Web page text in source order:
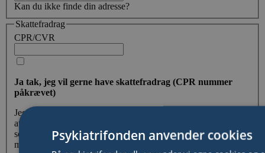
Kan du ikke finde din adresse?
Skattefradrag
CPR/CVR
Ja tak, jeg vil gerne have skattefradrag (CPR nummer
påkrævet)
Jeg ønsker skattefradrag for min donation og erklærer hermed
som betaling for en billet eller at jeg modtager nogen
modydelse af betydelig økonomisk værdi.
Psykiatrifonden anvender cookies